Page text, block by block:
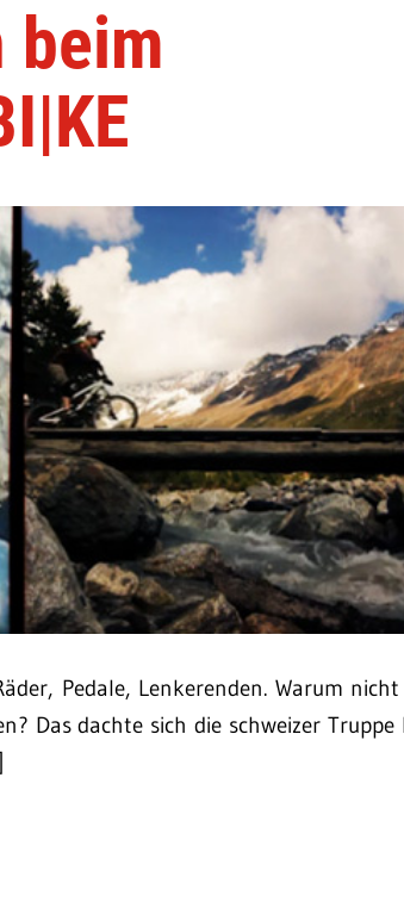
beim
Pedale, Lenkerenden. Warum
Das dachte sich die schweizer Truppe